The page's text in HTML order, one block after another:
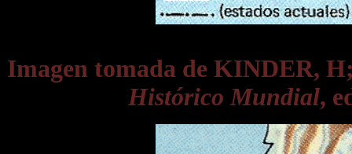
Imagen tomada de KINDER,
Histórico Mundial,